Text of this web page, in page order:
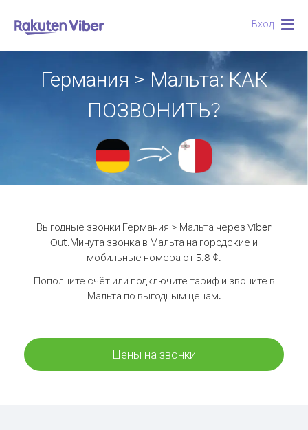
Вход
Германия > Мальта: КАК
ПОЗВОНИТЬ?
Выгодные звонки Германия > Мальта через Viber
Out.Минута звонка в Мальта на городские и
мобильные номера от 5.8 ¢.
Пополните счёт или подключите тариф и звоните в
Мальта по выгодным ценам.
Цены на звонки